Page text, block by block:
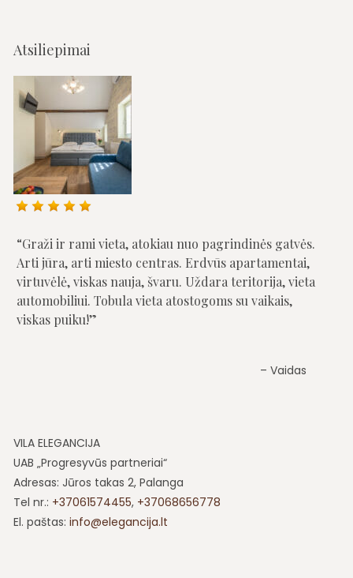
Atsiliepimai
Graži ir rami vieta, atokiau nuo pagrindinės gatvės.
Arti jūra, arti miesto centras. Erdvūs apartamentai,
virtuvėlė, viskas nauja, švaru. Uždara teritorija, vieta
automobiliui. Tobula vieta atostogoms su vaikais,
viskas puiku!
Vaidas
VILA ELEGANCIJA
UAB „Progresyvūs partneriai“
Adresas: Jūros takas 2, Palanga
Tel nr.: +37061574455, +37068656778
El. paštas: info@elegancija.lt